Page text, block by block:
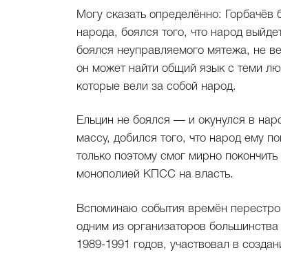
Могу сказать определённо: Горбачёв
народа, боялся того, что народ
боялся неуправляемого мятежа, не
он может найти общий язык с теми
которые вели за собой народ.
Ельцин не боялся — и окунулся в
массу, добился того, что народ ему
только поэтому смог мирно покончить
монополией КПСС на власть.
Вспоминаю события времён
одним из организаторов большинства
1989-1991 годов, участвовал в